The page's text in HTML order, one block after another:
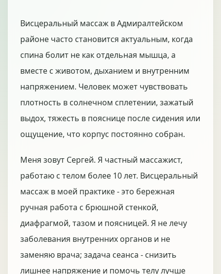
Висцеральный массаж в Адмиралтейском
районе часто становится актуальным, когда
спина болит не как отдельная мышца, а
вместе с животом, дыханием и внутренним
напряжением. Человек может чувствовать
плотность в солнечном сплетении, зажатый
выдох, тяжесть в пояснице после сидения или
ощущение, что корпус постоянно собран.
Меня зовут Сергей. Я частный массажист,
работаю с телом более 10 лет. Висцеральный
массаж в моей практике - это бережная
ручная работа с брюшной стенкой,
диафрагмой, тазом и поясницей. Я не лечу
заболевания внутренних органов и не
заменяю врача; задача сеанса - снизить
лишнее напряжение и помочь телу лучше